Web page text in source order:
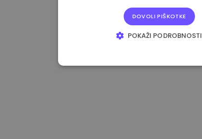
DOVOLI PIŠKOTKE
POKAŽI PODROBNOSTI